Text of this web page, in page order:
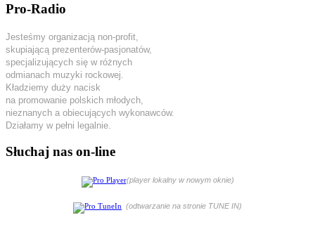
Pro-Radio
Jesteśmy organizacją non-profit,
skupiającą prezenterów-pasjonatów,
specjalizujących się w różnych
odmianach muzyki rockowej.
Kładziemy duży nacisk
na promowanie polskich młodych,
nieznanych a obiecujących wykonawców.
Działamy w pełni legalnie.
Słuchaj nas on-line
(player lokalny w nowym oknie)
(odtwarzanie na stronie TUNE IN)